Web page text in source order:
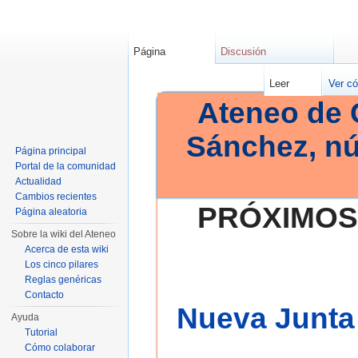
Ateneo de
Sánchez,
Nueva
Página Discusión
Leer Ver
Página principal
Portal de la comunidad
Actualidad
Cambios recientes
Página aleatoria
Sobre la wiki del Ateneo
Acerca de esta wiki
Los cinco pilares
Reglas genéricas
Contacto
Ayuda
Tutorial
Cómo colaborar